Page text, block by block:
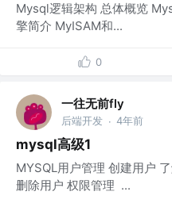
Mysql逻辑架构 总体概览
擎简介 MyISAM和...
0
一往无前fly
后端开发 · 4年前
mysql高级1
MYSQL用户管理 创建用户
删除用户 权限管理 ...